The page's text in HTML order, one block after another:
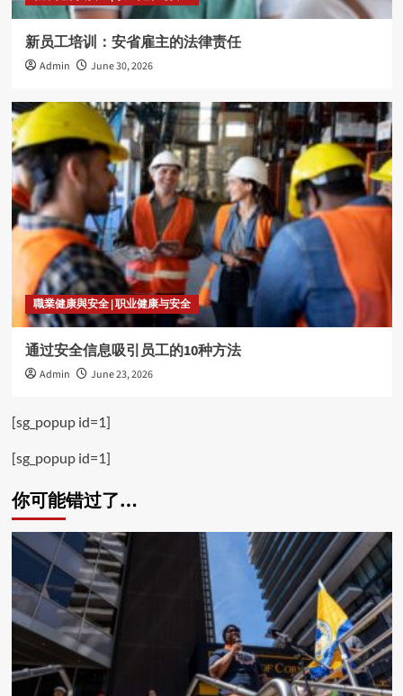
新员工培训：安省雇主的法律责任
Admin June 30, 2026
職業健康與安全 | 职业健康与安全
通过安全信息吸引员工的10种方法
Admin June 23, 2026
[sg_popup id=1]
[sg_popup id=1]
你可能错过了…